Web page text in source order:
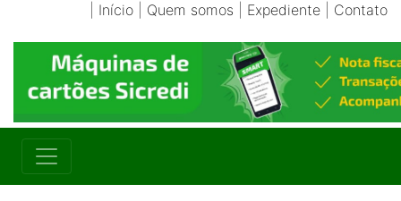
Início Quem somos Expediente Contato